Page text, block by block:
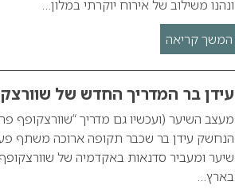
ונהנו משילוב של אירוח יוקרתי במלון…
המשך קריאה
עידן בר המדריך החדש של
מעצב השיער (ועכשיו גם מדריך “שוורצקופף
הנחשק עידן בר שכבר תקופה ארוכה משתף
שיער ומעביר סדנאות באקדמיה של
בארץ…